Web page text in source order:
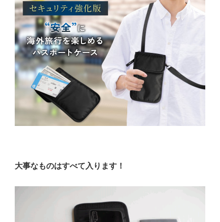
大事なものはすべて入ります！